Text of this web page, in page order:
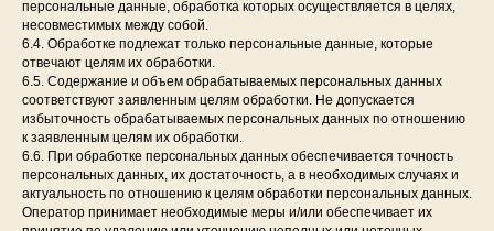
персональные данные, обработка которых осуществляется в целях,
несовместимых между собой.
6.4. Обработке подлежат только персональные данные, которые
отвечают целям их обработки.
6.5. Содержание и объем обрабатываемых персональных данных
соответствуют заявленным целям обработки. Не допускается
избыточность обрабатываемых персональных данных по отношению
к заявленным целям их обработки.
6.6. При обработке персональных данных обеспечивается точность
персональных данных, их достаточность, а в необходимых случаях и
актуальность по отношению к целям обработки персональных данных.
Оператор принимает необходимые меры и/или обеспечивает их